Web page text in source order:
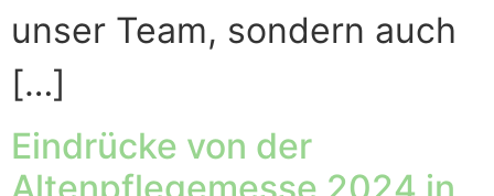
unser Team, sondern auch
[…]
Eindrücke von der